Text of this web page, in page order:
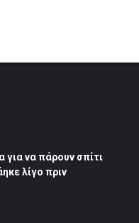
για να πάρουν σπίτι
λίγο πριν